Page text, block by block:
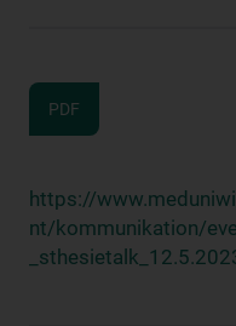
PDF
https://
nt/kommunikation/